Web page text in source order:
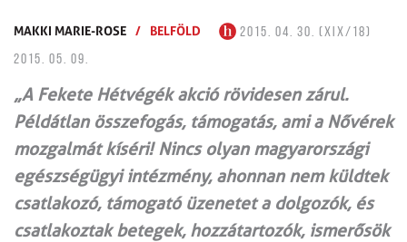
MAKKI MARIE-ROSE / BELFÖLD
2015. 04. 30. (XIX/18)
2015. 05. 09.
„A Fekete Hétvégék akció rövidesen zárul.
Példátlan összefogás, támogatás, ami a Nővérek
mozgalmát kíséri! Nincs olyan magyarországi
egészségügyi intézmény, ahonnan nem küldtek
csatlakozó, támogató üzenetet a dolgozók, és
csatlakoztak betegek, hozzátartozók, ismerősök